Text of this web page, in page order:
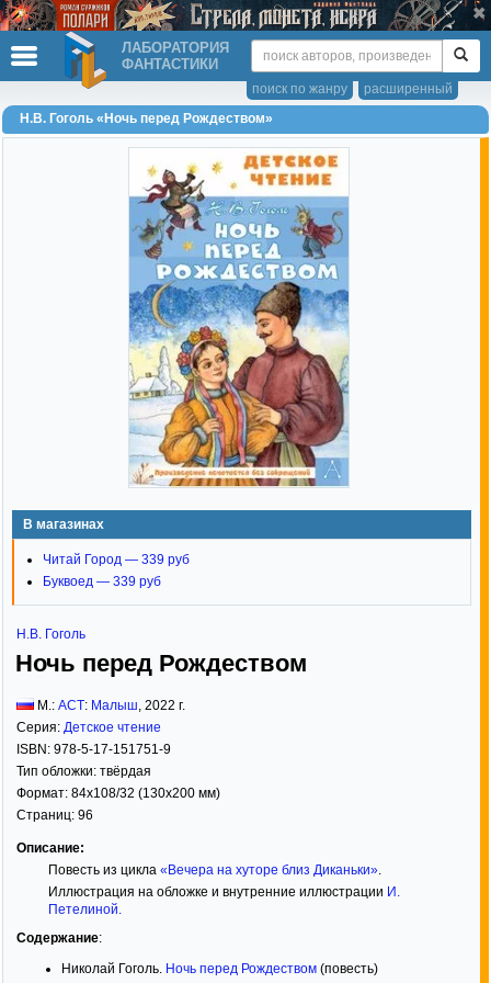
ЛАБОРАТОРИЯ
ФАНТАСТИКИ
расширенный
поиск по жанру
Н.В. Гоголь «Ночь перед Рождеством»
В магазинах
Читай Город — 339 руб
Буквоед — 339 руб
Н.В. Гоголь
Ночь перед Рождеством
М.: АСТ: Малыш, 2022 г.
Серия: Детское чтение
ISBN: 978-5-17-151751-9
Тип обложки: твёрдая
Формат: 84x108/32 (130x200 мм)
Страниц: 96
Описание:
Повесть из цикла «Вечера на хуторе близ Диканьки».
Иллюстрация на обложке и внутренние иллюстрации И.
Петелиной.
Содержание:
Николай Гоголь. Ночь перед Рождеством (повесть)